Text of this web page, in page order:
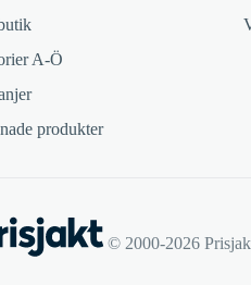
A-Ö
produkter
© 2000-2026